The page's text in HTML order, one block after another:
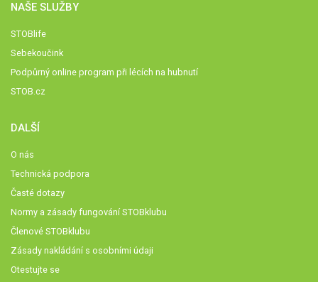
NAŠE SLUŽBY
STOBlife
Sebekoučink
Podpůrný online program při lécích na hubnutí
STOB.cz
DALŠÍ
O nás
Technická podpora
Časté dotazy
Normy a zásady fungování STOBklubu
Členové STOBklubu
Zásady nakládání s osobními údaji
Otestujte se